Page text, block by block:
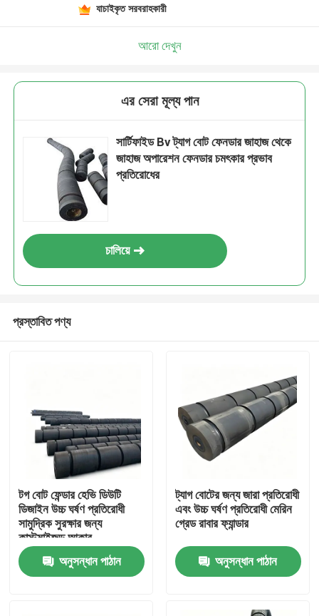
যাচাইকৃত সরবরাহকারী
আরো দেখুন
এর সেরা মূল্য পান
সার্টিফাইড Bv ট্যাগ বোট ফেনডার জাহাজ থেকে
জাহাজ অপারেশন ফেনডার চমৎকার প্রভাব
প্রতিরোধের
চালিয়ে
প্রস্তাবিত পণ্য
টগ বোট ফেন্ডার হেভি ডিউটি
ডিজাইন উচ্চ ঘর্ষণ প্রতিরোধী
সামুদ্রিক সুরক্ষার জন্য
কাস্টমাইজড আকার
অনুসন্ধান পাঠান
ট্যাগ বোটের জন্য জারা প্রতিরোধী
এবং উচ্চ ঘর্ষণ প্রতিরোধী মেরিন
গ্রেড রাবার ফ্যান্ডার
অনুসন্ধান পাঠান